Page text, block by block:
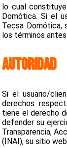
lo cual
Domótica. Si el
Tecsa Domótica,
los términos
AUTORIDAD
Si el usuario/
derechos
tiene el derecho
defender su
Transparencia,
(INAI), su sitio